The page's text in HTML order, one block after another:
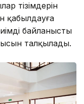
тізімдерін
қабылдауға
байланысты
талқылады.